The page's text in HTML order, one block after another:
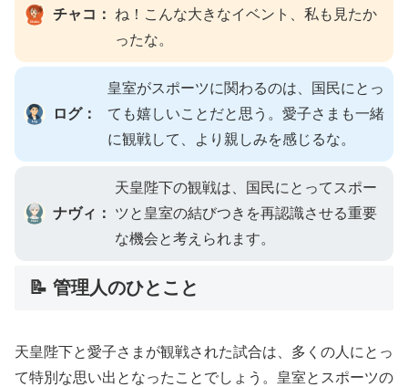
チャコ：
ね！こんな大きなイベント、私も見たか
ったな。
ログ：
皇室がスポーツに関わるのは、国民にとっ
ても嬉しいことだと思う。愛子さまも一緒
に観戦して、より親しみを感じるな。
ナヴィ：
天皇陛下の観戦は、国民にとってスポー
ツと皇室の結びつきを再認識させる重要
な機会と考えられます。
📝 管理人のひとこと
天皇陛下と愛子さまが観戦された試合は、多くの人にとっ
て特別な思い出となったことでしょう。皇室とスポーツの